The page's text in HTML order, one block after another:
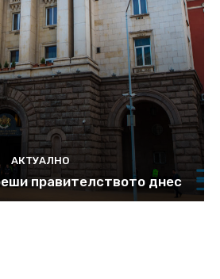
АКТУАЛНО
правителството днес